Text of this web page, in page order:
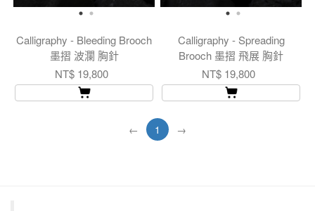
Calligraphy - Bleeding Brooch
墨摺 波瀾 胸針
NT$ 19,800
Calligraphy - Spreading
Brooch 墨摺 飛展 胸針
NT$ 19,800
← 1 →